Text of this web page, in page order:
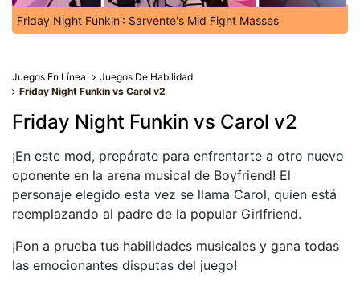
Friday Night Funkin': Sarvente's Mid Fight Masses
Juegos En Línea
Juegos De Habilidad
Friday Night Funkin vs Carol v2
Friday Night Funkin vs Carol v2
¡En este mod, prepárate para enfrentarte a otro nuevo
oponente en la arena musical de Boyfriend! El
personaje elegido esta vez se llama Carol, quien está
reemplazando al padre de la popular Girlfriend.
¡Pon a prueba tus habilidades musicales y gana todas
las emocionantes disputas del juego!